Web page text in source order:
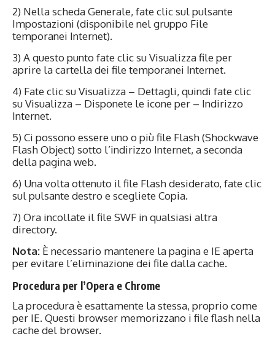
2) Nella scheda Generale, fate clic sul pulsante
Impostazioni (disponibile nel gruppo File
temporanei Internet).
3) A questo punto fate clic su Visualizza file per
aprire la cartella dei file temporanei Internet.
4) Fate clic su Visualizza – Dettagli, quindi fate clic
su Visualizza – Disponete le icone per – Indirizzo
Internet.
5) Ci possono essere uno o più file Flash (Shockwave
Flash Object) sotto l’indirizzo Internet, a seconda
della pagina web.
6) Una volta ottenuto il file Flash desiderato, fate clic
sul pulsante destro e scegliete Copia.
7) Ora incollate il file SWF in qualsiasi altra
directory.
Nota: È necessario mantenere la pagina e IE aperta
per evitare l’eliminazione dei file dalla cache.
Procedura per l’Opera e Chrome
La procedura è esattamente la stessa, proprio come
per IE. Questi browser memorizzano i file flash nella
cache del browser.